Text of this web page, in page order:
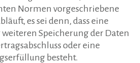
Normen vorgeschriebene
es sei denn, dass eine
Speicherung der Daten
oder eine
besteht.